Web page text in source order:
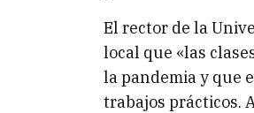
El rector de la
local que «las
la pandemia y que
trabajos prácticos.